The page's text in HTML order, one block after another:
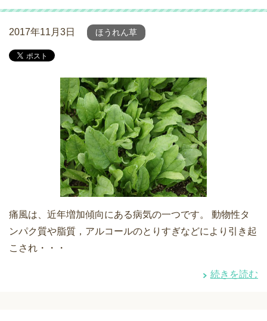
2017年11月3日 ほうれん草
痛風は、近年増加傾向にある病気の一つです。 動物性タ
ンパク質や脂質，アルコールのとりすぎなどにより引き起
こされ・・・
続きを読む